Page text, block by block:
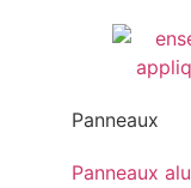
Panneaux
Panneaux alu